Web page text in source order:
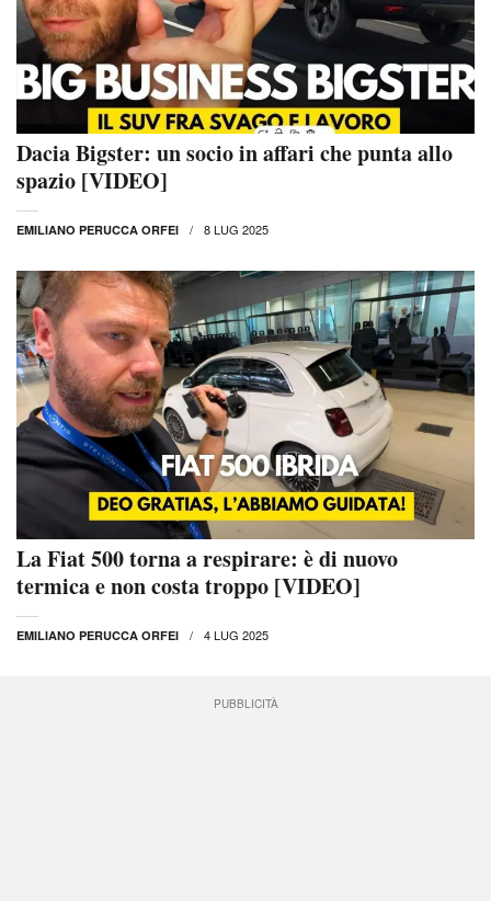
Dacia Bigster: un socio in affari che punta allo
spazio [VIDEO]
EMILIANO PERUCCA ORFEI 8 LUG 2025
La Fiat 500 torna a respirare: è di nuovo
termica e non costa troppo [VIDEO]
EMILIANO PERUCCA ORFEI 4 LUG 2025
PUBBLICITÀ